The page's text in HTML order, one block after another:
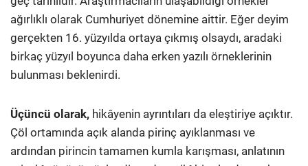
ağırlıklı olarak Cumhuriyet dönemine aittir. Eğer deyim
gerçekten 16. yüzyılda ortaya çıkmış olsaydı, aradaki
birkaç yüzyıl boyunca daha erken yazılı örneklerinin
bulunması beklenirdi.
Üçüncü olarak, hikâyenin ayrıntıları da eleştiriye açıktır.
Çöl ortamında açık alanda pirinç ayıklanması ve
ardından pirincin tamamen kumla karışması, anlatının